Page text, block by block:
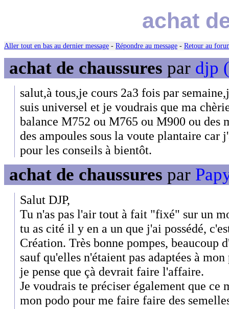
achat
Aller tout en bas au dernier message - Répondre au message - Retour au
achat de chaussures par djp
salut,à tous,je cours 2a3 fois par
suis universel et je voudrais que ma
balance M752 ou M765 ou M900 ou des
des ampoules sous la voute plantaire car
pour les conseils à bientôt.
achat de chaussures par
Salut DJP,
Tu n'as pas l'air tout à fait "fixé" sur un
tu as cité il y en a un que j'ai possédé,
Création. Très bonne pompes, beaucoup
sauf qu'elles n'étaient pas adaptées à
je pense que çà devrait faire l'affaire.
Je voudrais te préciser également que ce
mon podo pour me faire faire des